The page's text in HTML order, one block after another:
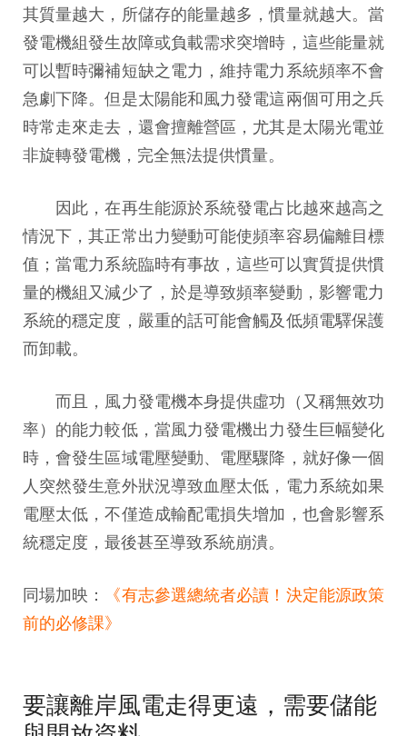
其質量越大，所儲存的能量越多，慣量就越大。當
發電機組發生故障或負載需求突增時，這些能量就
可以暫時彌補短缺之電力，維持電力系統頻率不會
急劇下降。但是太陽能和風力發電這兩個可用之兵
時常走來走去，還會擅離營區，尤其是太陽光電並
非旋轉發電機，完全無法提供慣量。
因此，在再生能源於系統發電占比越來越高之
情況下，其正常出力變動可能使頻率容易偏離目標
值；當電力系統臨時有事故，這些可以實質提供慣
量的機組又減少了，於是導致頻率變動，影響電力
系統的穩定度，嚴重的話可能會觸及低頻電驛保護
而卸載。
而且，風力發電機本身提供虛功（又稱無效功
率）的能力較低，當風力發電機出力發生巨幅變化
時，會發生區域電壓變動、電壓驟降，就好像一個
人突然發生意外狀況導致血壓太低，電力系統如果
電壓太低，不僅造成輸配電損失增加，也會影響系
統穩定度，最後甚至導致系統崩潰。
同場加映： 《有志參選總統者必讀！決定能源政策
前的必修課》
要讓離岸風電走得更遠，需要儲能